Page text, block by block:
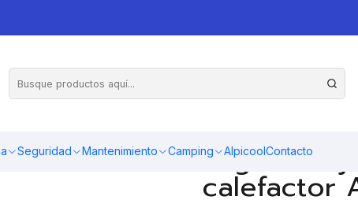
Seguridad Mantenimiento Camping AlpicoolContacto
Argolla
calefactor